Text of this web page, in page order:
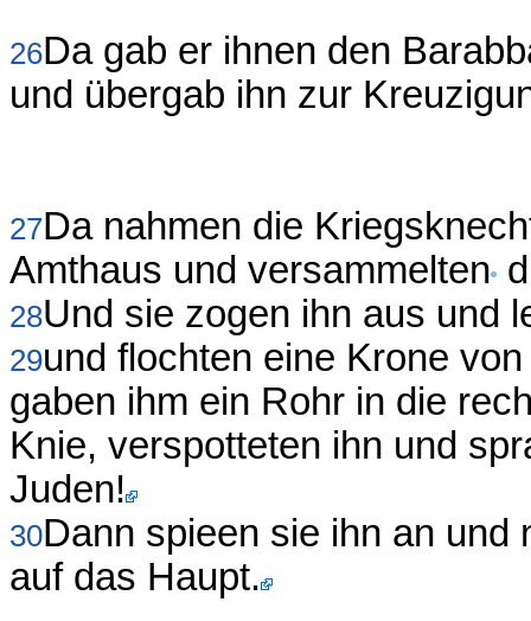
26Da gab er ihnen den
und übergab ihn zur
27Da nahmen die
Amthaus und versammelten
28Und sie zogen ihn aus und
29und flochten eine Krone
gaben ihm ein Rohr in die
Knie, verspotteten ihn und
Juden!
30Dann spieen sie ihn an und
auf das Haupt.